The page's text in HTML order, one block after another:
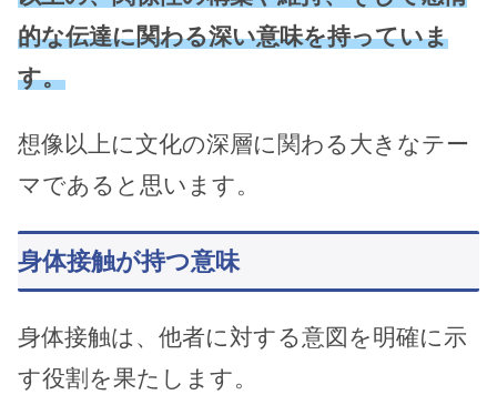
的な伝達に関わる深い意味を持っていま
す。
想像以上に文化の深層に関わる大きなテー
マであると思います。
身体接触が持つ意味
身体接触は、他者に対する意図を明確に示
す役割を果たします。